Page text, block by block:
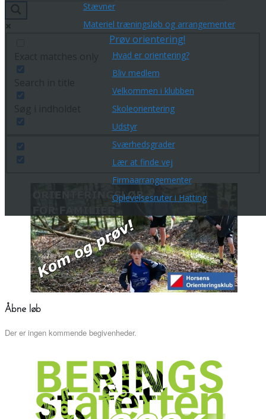
Stævner
Materiel træningsløb og arrangementer
Prøv orientering!
Hvad er orientering?
Bliv medlem
Velkommen i klubben
Skoleorientering
Udstyr
Sværhedsgrader
Lær at finde vej
Firmaarrangementer
Oplevelsesruter i Hatting
Åbne løb
Der er ingen kommende begivenheder.